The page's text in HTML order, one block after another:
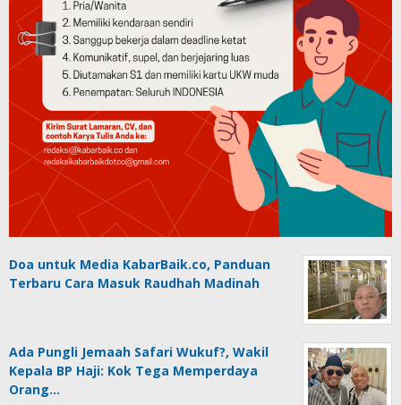
Doa untuk Media KabarBaik.co, Panduan
Terbaru Cara Masuk Raudhah Madinah
Ada Pungli Jemaah Safari Wukuf?, Wakil
Kepala BP Haji: Kok Tega Memperdaya
Orang…